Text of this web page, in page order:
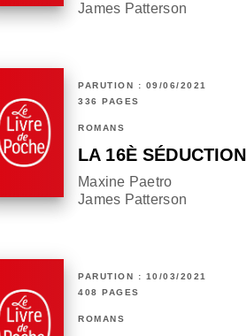
James Patterson
PARUTION : 09/06/2021
336 PAGES
ROMANS
LA 16È SÉDUCTION
Maxine Paetro
James Patterson
PARUTION : 10/03/2021
408 PAGES
ROMANS